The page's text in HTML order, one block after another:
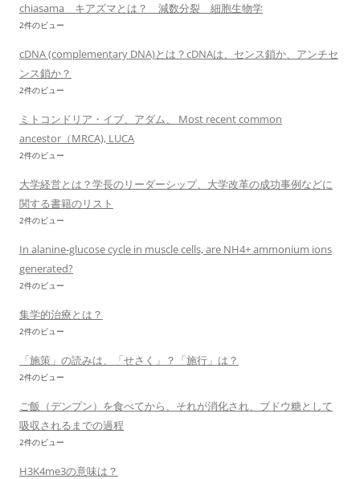
chiasama キアズマとは？ 減数分裂 細胞生物学
2件のビュー
cDNA (complementary DNA)とは？cDNAは、センス鎖か、アンチセ
ンス鎖か？
2件のビュー
ミトコンドリア・イブ、アダム、 Most recent common
ancestor（MRCA), LUCA
2件のビュー
大学経営とは？学長のリーダーシップ、大学改革の成功事例などに
関する書籍のリスト
2件のビュー
In alanine-glucose cycle in muscle cells, are NH4+ ammonium ions
generated?
2件のビュー
集学的治療とは？
2件のビュー
「施策」の読みは、「せさく」？「施行」は？
2件のビュー
ご飯（デンプン）を食べてから、それが消化され、ブドウ糖として
吸収されるまでの過程
2件のビュー
H3K4me3の意味は？